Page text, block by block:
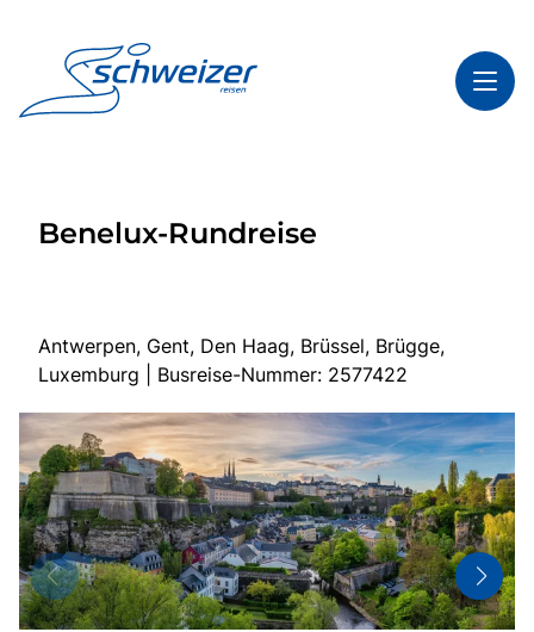
Highlights
Start
Mehrtagesreisen
Tagesfahrten
Bus anmieten
Kataloge
Kontakt
Benelux-Rundreise
Antwerpen, Gent, Den Haag, Brüssel, Brügge,
Luxemburg | Busreise-Nummer: 2577422